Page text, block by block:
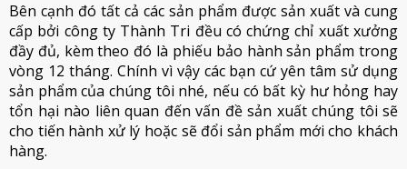
Bên cạnh đó tất cả các sản phẩm được sản xuất và cung
cấp bởi công ty Thành Tri đều có chứng chỉ xuất xưởng
đầy đủ, kèm theo đó là phiếu bảo hành sản phẩm trong
vòng 12 tháng. Chính vì vậy các bạn cứ yên tâm sử dụng
sản phẩm của chúng tôi nhé, nếu có bất kỳ hư hỏng hay
tổn hại nào liên quan đến vấn đề sản xuất chúng tôi sẽ
cho tiến hành xử lý hoặc sẽ đổi sản phẩm mới cho khách
hàng.